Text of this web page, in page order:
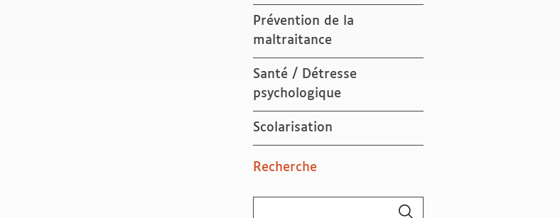
Prévention de la
maltraitance
Santé / Détresse
psychologique
Scolarisation
Recherche